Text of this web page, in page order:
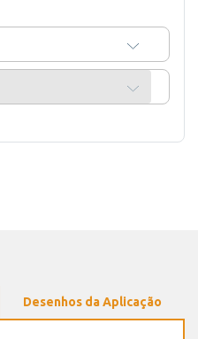
Desenhos da Aplicação